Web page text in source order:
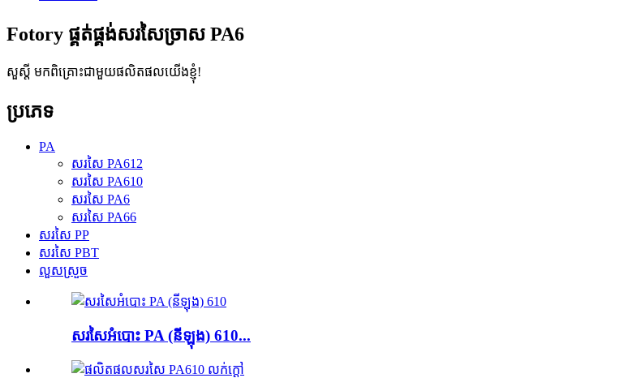
Fotory ផ្គត់ផ្គង់សរសៃច្រាស PA6
សួស្តី មកពិគ្រោះជាមួយផលិតផលយើងខ្ញុំ!
ប្រភេទ
PA
សរសៃ PA612
សរសៃ PA610
សរសៃ PA6
សរសៃ PA66
សរសៃ PP
សរសៃ PBT
លួសស្រួច
សរសៃអំបោះ PA (នីឡុង) 610...